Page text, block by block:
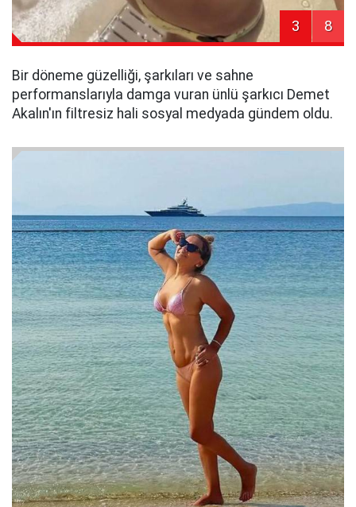
3 8
Bir döneme güzelliği, şarkıları ve sahne
performanslarıyla damga vuran ünlü şarkıcı Demet
Akalın'ın filtresiz hali sosyal medyada gündem oldu.